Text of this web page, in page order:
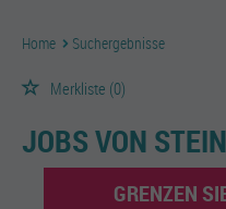
Home Suchergebnisse
Merkliste (0)
JOBS VON
GRENZEN